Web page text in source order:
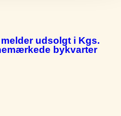
udsolgt i Kgs.
bykvarter